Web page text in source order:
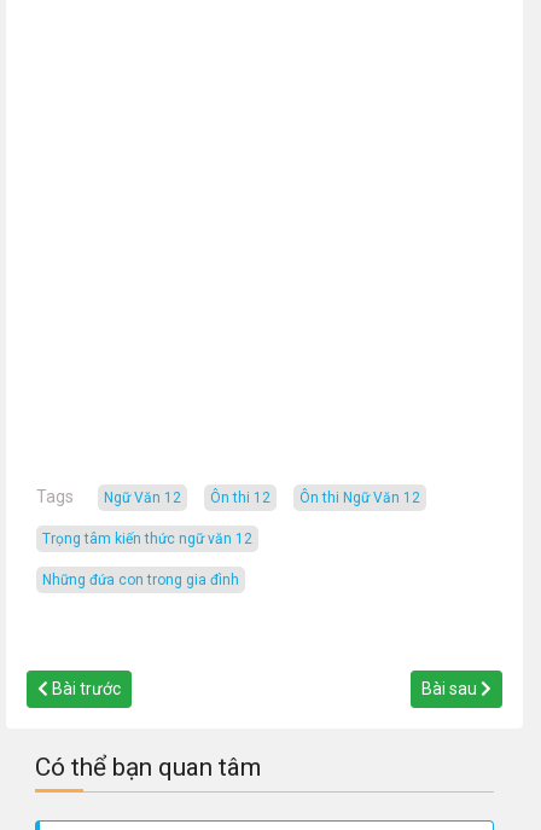
Tags Ngữ Văn 12 Ôn thi 12 Ôn thi Ngữ Văn 12
Trọng tâm kiến thức ngữ văn 12
Những đứa con trong gia đình
Bài trước Bài sau
Có thể bạn quan tâm